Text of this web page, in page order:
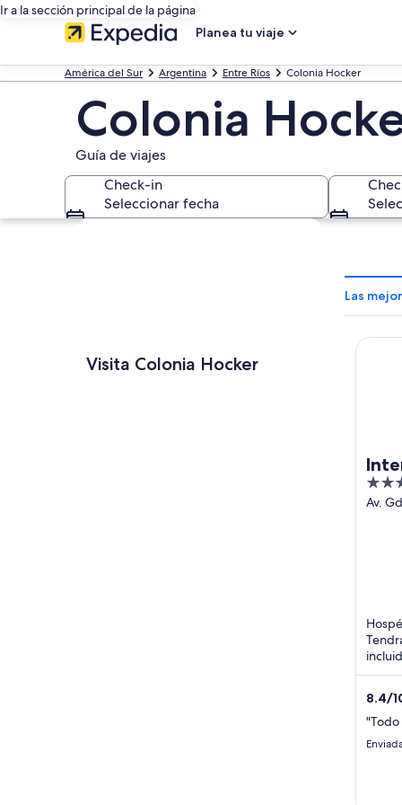
Ir a la sección principal de la página
Planea tu viaje
América del Sur Argentina Entre Ríos Colonia Hocker
Colonia
Guía de viajes
Check-in
Seleccionar fecha
Explorar mapa
Visita Colonia Hocker
Las
3
out
Av.
8.4/